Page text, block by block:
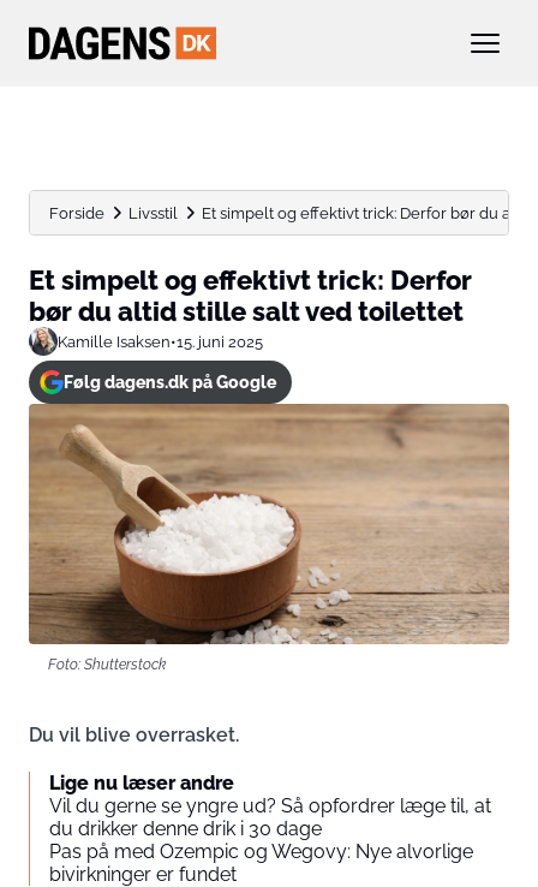
Forside Livsstil Et simpelt og effektivt trick: Derfor bør du altid
Et simpelt og effektivt trick: Derfor
bør du altid stille salt ved toilettet
Kamille Isaksen•15. juni 2025
Følg dagens.dk på Google
Foto: Shutterstock
Du vil blive overrasket.
Lige nu læser andre
Vil du gerne se yngre ud? Så opfordrer læge til, at
du drikker denne drik i 30 dage
Pas på med Ozempic og Wegovy: Nye alvorlige
bivirkninger er fundet